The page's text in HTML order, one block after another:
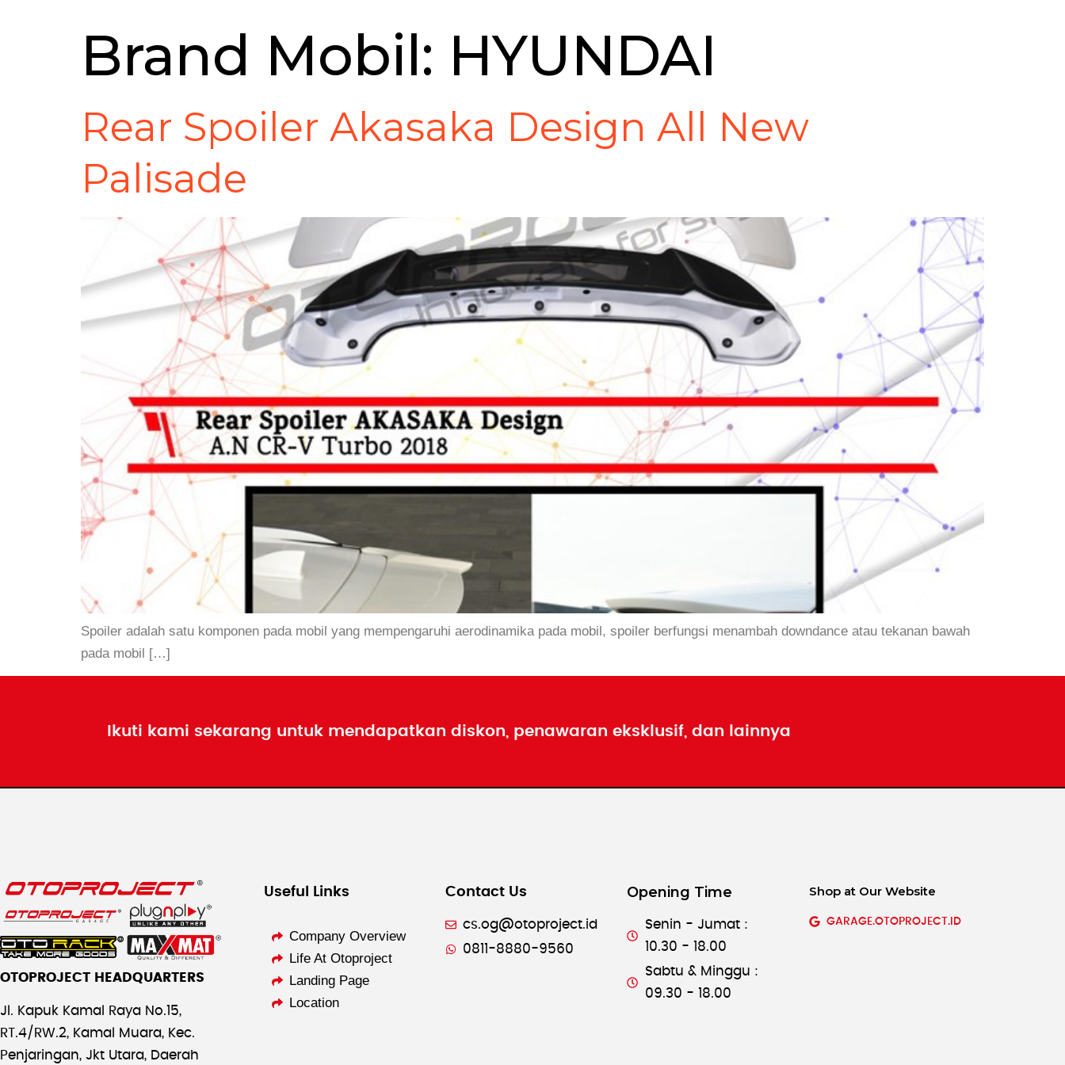
Brand Mobil: HYUNDAI
Rear Spoiler Akasaka Design All New
Palisade
Spoiler adalah satu komponen pada mobil yang mempengaruhi aerodinamika pada mobil, spoiler berfungsi menambah downdance atau tekanan bawah
pada mobil […]
Ikuti kami sekarang untuk mendapatkan diskon, penawaran eksklusif, dan lainnya
OTOPROJECT HEADQUARTERS
Jl. Kapuk Kamal Raya No.15,
RT.4/RW.2, Kamal Muara, Kec.
Penjaringan, Jkt Utara, Daerah
Useful Links
Company Overview
Life At Otoproject
Landing Page
Location
Contact Us
cs.og@otoproject.id
0811-8880-9560
Opening Time
Senin - Jumat :
10.30 - 18.00
Sabtu & Minggu :
09.30 - 18.00
Shop at Our Website
GARAGE.OTOPROJECT.ID